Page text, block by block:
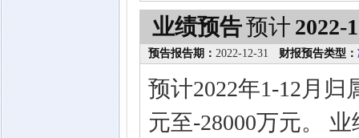
业绩预告预计 2022-
预告报告期： 2022-12-31 财报预告类型：
预计2022年1-12月
元至-28000万元。